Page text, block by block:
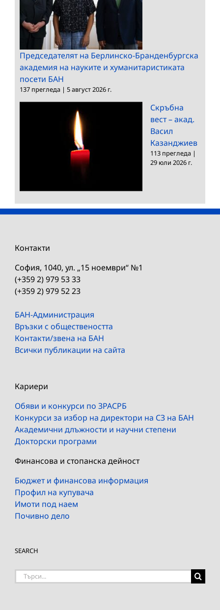
Председателят на Берлинско-Бранденбургска
академия на науките и хуманитаристиката
посети БАН
137 прегледа | 5 август 2026 г.
Скръбна
вест – акад.
Васил
Казанджиев
113 прегледа |
29 юли 2026 г.
Контакти
София, 1040, ул. „15 ноември“ №1
(+359 2) 979 53 33
(+359 2) 979 52 23
БАН-Администрация
Връзки с обществеността
Контакти/звена на БАН
Всички публикации на сайта
Кариери
Обяви и конкурси по ЗРАСРБ
Конкурси за избор на директори на СЗ на БАН
Академични длъжности и научни степени
Докторски програми
Финансова и стопанска дейност
Бюджет и финансова информация
Профил на купувача
Имоти под наем
Почивно дело
SEARCH
Търсене